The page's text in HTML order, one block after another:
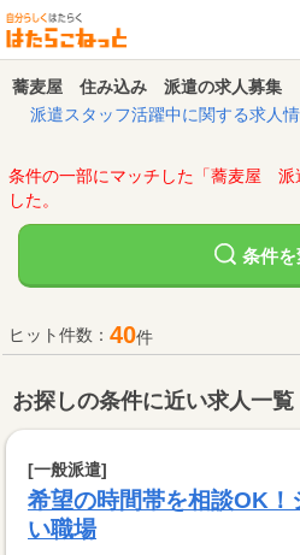
蕎麦屋 住み込み 派遣の求人募集
派遣スタッフ活躍中に関する求人
条件の一部にマッチした「蕎麦屋 派
した。
条件を
ヒット件数： 40件
お探しの条件に近い求人一覧
[一般派遣]
希望の時間帯を相談OK！
い職場